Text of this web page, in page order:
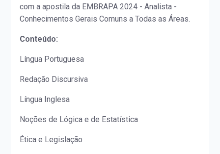
com a apostila da EMBRAPA 2024 - Analista -
Conhecimentos Gerais Comuns a Todas as Áreas.
Conteúdo:
Língua Portuguesa
Redação Discursiva
Língua Inglesa
Noções de Lógica e de Estatística
Ética e Legislação